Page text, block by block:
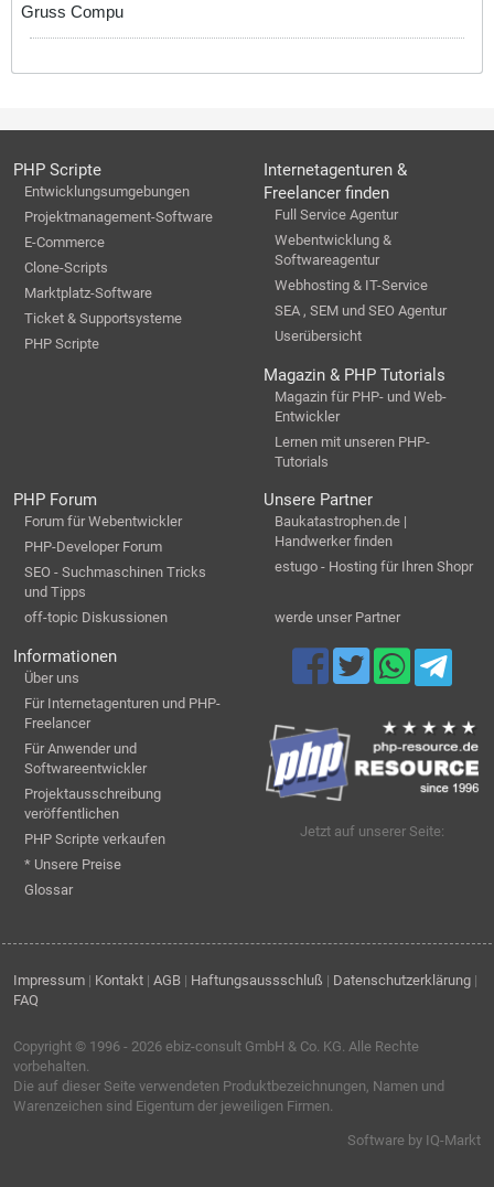
Gruss Compu
PHP Scripte
Entwicklungsumgebungen
Projektmanagement-Software
E-Commerce
Clone-Scripts
Marktplatz-Software
Ticket & Supportsysteme
PHP Scripte
Internetagenturen &
Freelancer finden
Full Service Agentur
Webentwicklung &
Softwareagentur
Webhosting & IT-Service
SEA , SEM und SEO Agentur
Userübersicht
Magazin & PHP Tutorials
Magazin für PHP- und Web-
Entwickler
Lernen mit unseren PHP-
Tutorials
PHP Forum
Forum für Webentwickler
PHP-Developer Forum
SEO - Suchmaschinen Tricks
und Tipps
off-topic Diskussionen
Unsere Partner
Baukatastrophen.de |
Handwerker finden
estugo - Hosting für Ihren Shopr
werde unser Partner
Informationen
Über uns
Für Internetagenturen und PHP-
Freelancer
Für Anwender und
Softwareentwickler
Projektausschreibung
veröffentlichen
PHP Scripte verkaufen
* Unsere Preise
Glossar
Jetzt auf unserer Seite:
Impressum | Kontakt | AGB | Haftungsaussschluß | Datenschutzerklärung |
FAQ
Copyright © 1996 - 2026 ebiz-consult GmbH & Co. KG. Alle Rechte
vorbehalten.
Die auf dieser Seite verwendeten Produktbezeichnungen, Namen und
Warenzeichen sind Eigentum der jeweiligen Firmen.
Software by IQ-Markt